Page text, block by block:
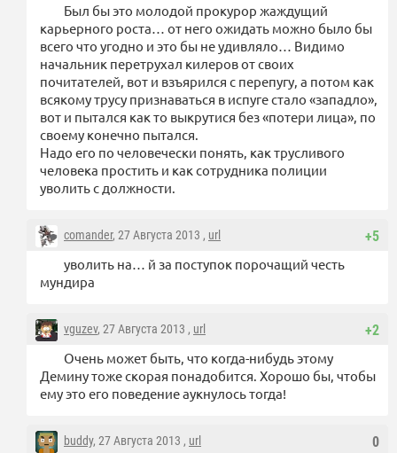
Был бы это молодой прокурор жаждущий
карьерного роста… от него ожидать можно было бы
всего что угодно и это бы не удивляло… Видимо
начальник перетрухал килеров от своих
почитателей, вот и взъярился с перепугу, а потом как
всякому трусу признаваться в испуге стало «западло»,
вот и пытался как то выкрутися без «потери лица», по
своему конечно пытался.
Надо его по человечески понять, как трусливого
человека простить и как сотрудника полиции
уволить с должности.
+5
comander, 27 Августа 2013 , url
уволить на… й за поступок порочащий честь
мундира
+2
vguzev, 27 Августа 2013 , url
Очень может быть, что когда-нибудь этому
Демину тоже скорая понадобится. Хорошо бы, чтобы
ему это его поведение аукнулось тогда!
0
buddy, 27 Августа 2013 , url